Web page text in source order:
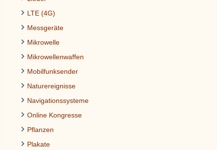
LTE (4G)
Messgeräte
Mikrowelle
Mikrowellenwaffen
Mobilfunksender
Naturereignisse
Navigationssysteme
Online Kongresse
Pflanzen
Plakate